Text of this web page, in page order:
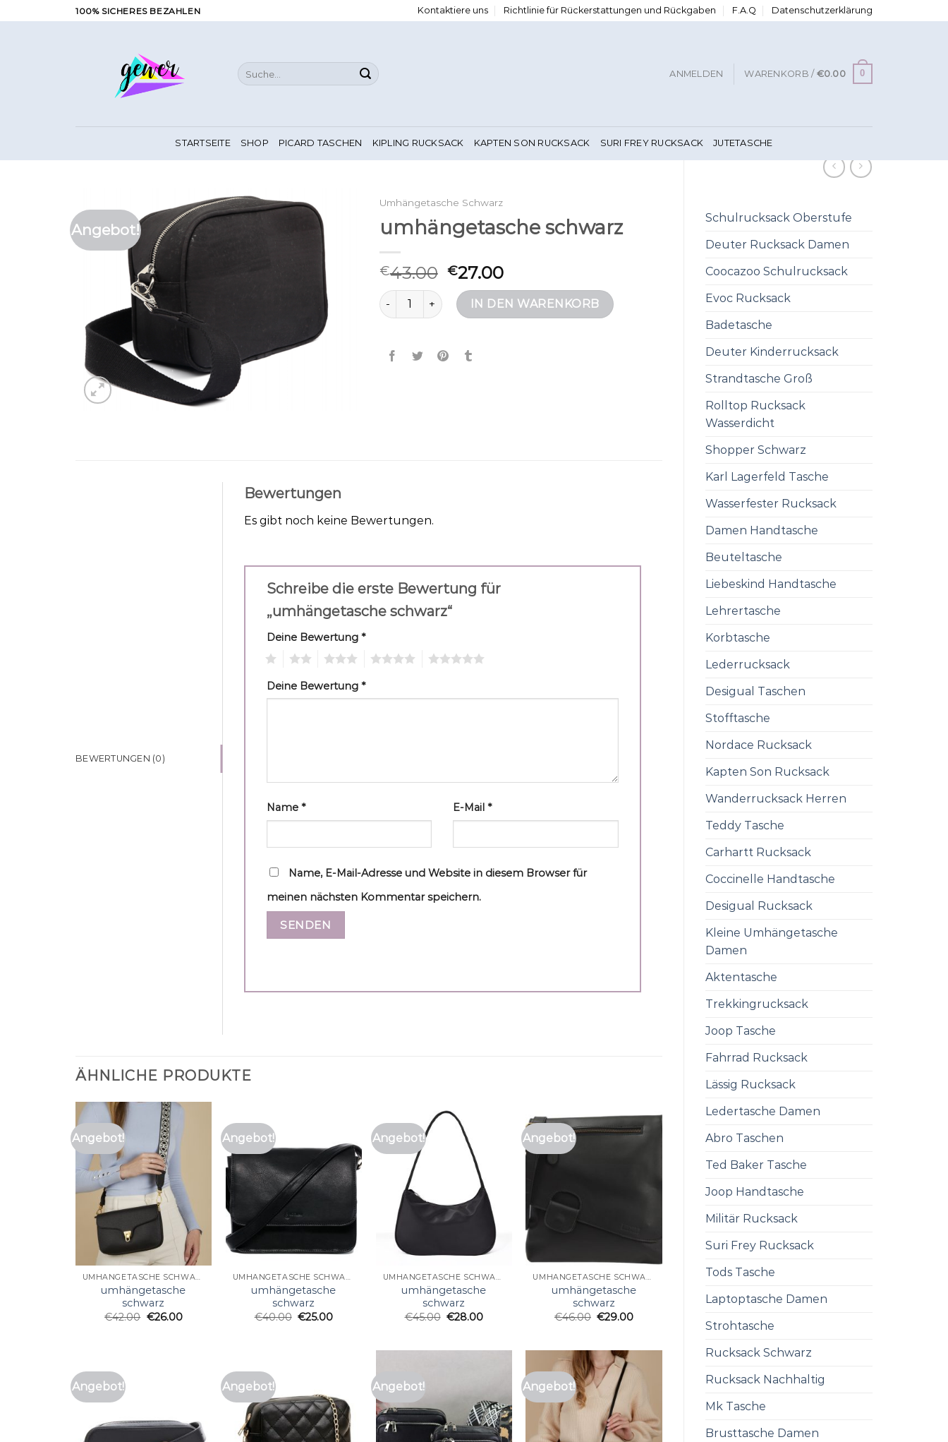
Inhalt
100% SICHERES BEZAHLEN Kontaktiere uns Richtlinie für Rückerstattungen und Rückgaben F.A.Q Datenschutzerklärung
Suche
nach:
ANMELDEN WARENKORB / €0.00 0
STARTSEITE SHOP PICARD TASCHEN KIPLING RUCKSACK KAPTEN SON RUCKSACK SURI FREY RUCKSACK JUTETASCHE
Schulrucksack Oberstufe
Deuter Rucksack Damen
Coocazoo Schulrucksack
Evoc Rucksack
Badetasche
Deuter Kinderrucksack
Strandtasche Groß
Rolltop Rucksack
Wasserdicht
Shopper Schwarz
Karl Lagerfeld Tasche
Wasserfester Rucksack
Damen Handtasche
Beuteltasche
Liebeskind Handtasche
Lehrertasche
Korbtasche
Lederrucksack
Desigual Taschen
Stofftasche
Nordace Rucksack
Kapten Son Rucksack
Wanderrucksack Herren
Teddy Tasche
Carhartt Rucksack
Coccinelle Handtasche
Desigual Rucksack
Kleine Umhängetasche
Damen
Aktentasche
Trekkingrucksack
Joop Tasche
Fahrrad Rucksack
Lässig Rucksack
Ledertasche Damen
Abro Taschen
Ted Baker Tasche
Joop Handtasche
Militär Rucksack
Suri Frey Rucksack
Tods Tasche
Laptoptasche Damen
Strohtasche
Rucksack Schwarz
Rucksack Nachhaltig
Mk Tasche
Brusttasche Damen
Angebot!
Umhängetasche Schwarz
umhängetasche schwarz
€43.00 €27.00
umhängetasche schwarz Menge
IN DEN WARENKORB
BEWERTUNGEN (0)
Bewertungen
Es gibt noch keine Bewertungen.
Schreibe die erste Bewertung für
„umhängetasche schwarz“
Deine Bewertung *
Deine Bewertung *
Name * E-Mail*
Name, E-Mail-Adresse und Website in diesem Browser für
meinen nächsten Kommentar speichern.
ÄHNLICHE PRODUKTE
Angebot!
UMHÄNGETASCHE SCHWARZ
umhängetasche
schwarz
€42.00 €26.00
Angebot!
UMHÄNGETASCHE SCHWARZ
umhängetasche
schwarz
€40.00 €25.00
Angebot!
UMHÄNGETASCHE SCHWARZ
umhängetasche
schwarz
€45.00 €28.00
Angebot!
UMHÄNGETASCHE SCHWARZ
umhängetasche
schwarz
€46.00 €29.00
Angebot! Angebot! Angebot! Angebot!